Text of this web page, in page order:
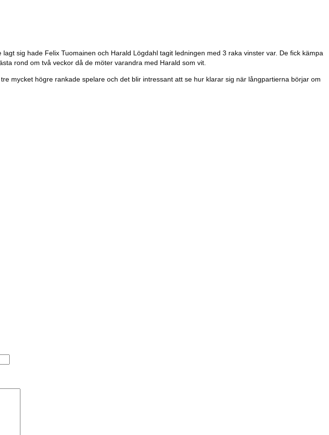
sig hade Felix Tuomainen och Harald Lögdahl tagit ledningen med 3 raka vinster var. De fick kämpa
rond om två veckor då de möter varandra med Harald som vit.
mycket högre rankade spelare och det blir intressant att se hur klarar sig när långpartierna börjar om